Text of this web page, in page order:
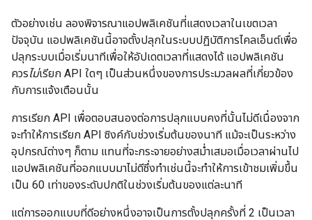
ตัวอย่างเช่น ลองพิจารณาแอปพลิเคชันที่แสดงเวลาในเขตเวลา
ปัจจุบัน แอปพลิเคชันนี้อาจตั้งปลุกในระบบปฏิบัติการไคลเอ็นต์เพื่อ
ปลุกระบบเมื่อเริ่มนาทีเพื่อให้อัปเดตเวลาที่แสดงได้ แอปพลิเคชัน
ควรไม่เรียก API ใดๆ เป็นส่วนหนึ่งของการประมวลผลที่เกี่ยวข้อง
กับการแจ้งเตือนนั้น
การเรียก API เพื่อตอบสนองต่อการปลุกแบบคงที่นั้นไม่ดีเนื่องจาก
จะทำให้การเรียก API ซิงค์กับช่วงเริ่มต้นของนาที แม้จะเป็นระหว่าง
อุปกรณ์ต่างๆ ก็ตาม แทนที่จะกระจายอย่างสม่ำเสมอเมื่อเวลาผ่านไป
แอปพลิเคชันที่ออกแบบมาไม่ดีซึ่งทําเช่นนี้จะทําให้การเข้าชมเพิ่มขึ้น
เป็น 60 เท่าของระดับปกติในช่วงเริ่มต้นของแต่ละนาที
แต่การออกแบบที่ดีอย่างหนึ่งอาจเป็นการตั้งปลุกครั้งที่ 2 เป็นเวลา